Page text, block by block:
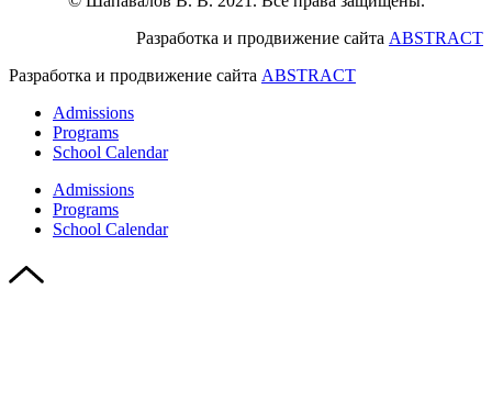
Разработка и продвижение сайта ABSTRACT
Разработка и продвижение сайта ABSTRACT
Admissions
Programs
School Calendar
Admissions
Programs
School Calendar